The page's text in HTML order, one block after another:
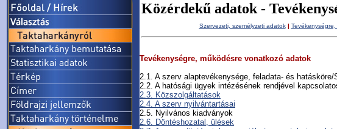
Közérdekű adatok -
Szervezeti, személyzeti adatok |
Tevékenységre, működésre vonatkozó adatok
2.1. A szerv alaptevékenysége, feladata- és hatásköre/
2.2. A hatósági ügyek intézésének rendjével
2.3. Közszolgáltatások
2.4. A szerv nyilvántartásai
2.5. Nyilvános kiadványok
2.6. Döntéshozatal, ülések